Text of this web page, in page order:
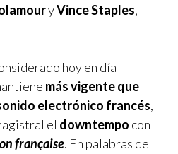
yVince Staples,
hoy en día
más vigente que
electrónico francés,
el downtempo con
française. En palabras de